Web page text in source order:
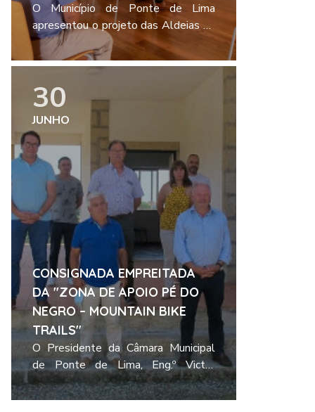
O Município de Ponte de Lima
apresentou o projeto das Aldeias da
Mesa dos 4 Abades, o qual inclui o
novo Centro de Interpretação da
em Vilar do Monte, hoje Freguesias
de Labrujó, Rendufe e Vilar do
Monte, sendo que só esta última
pertencia à ancestral tradição da
Mesa dos 4 Abades.
Ler mais
30
JUNHO
CONSIGNADA EMPREITADA
DA "ZONA DE APOIO PÉ DO
NEGRO – MOUNTAIN BIKE
TRAILS"
O Presidente da Câmara Municipal
de Ponte de Lima, Eng.º Victor
Mendes assinou o auto de
consignação da empreitada